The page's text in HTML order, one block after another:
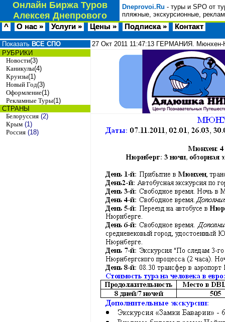
Онлайн Биржа Туров
Алексея Днепрового
Dneprovoi.Ru - туры и SPO от
пляжные, экскурсионные,
^ О нас » Услуги » Цены » Подписка » Контакт
Показать ВСЕ СПО
РУБРИКИ
Новости(3)
Каникулы(4)
Круизы(1)
Новый Год(3)
Оформление(1)
Рекламные Туры(1)
СТРАНЫ
Белоруссия (2)
Крым (1)
Россия (18)
27 Окт 2011 11:47:13 ГЕРМАНИЯ. Мюнхен-